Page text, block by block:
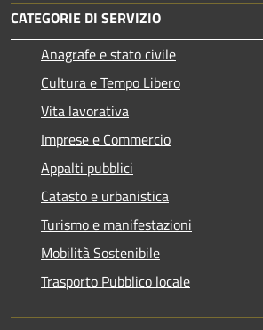
CATEGORIE DI SERVIZIO
Anagrafe e stato civile
Cultura e Tempo Libero
Vita lavorativa
Imprese e Commercio
Appalti pubblici
Catasto e urbanistica
Turismo e manifestazioni
Mobilità Sostenibile
Trasporto Pubblico locale